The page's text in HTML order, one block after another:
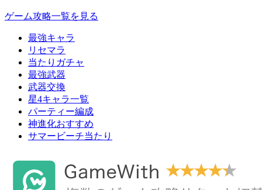
ゲーム攻略一覧を見る
最強キャラ
リセマラ
当たりガチャ
最強武器
武器交換
星4キャラ一覧
パーティー編成
神進化おすすめ
サマービーチ当たり